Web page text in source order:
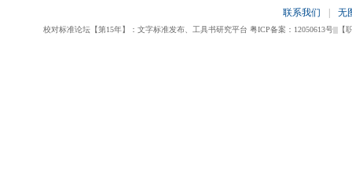
联系我们 无
校对标准论坛【第15年】：文字标准发布、工具书研究平台 粤ICP备案：12050613号|||【